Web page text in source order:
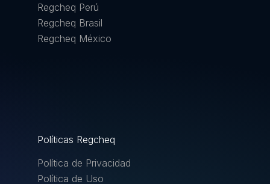
Regcheq Perú
Regcheq Brasil
Regcheq México
Políticas Regcheq
Política de Privacidad
Política de Uso